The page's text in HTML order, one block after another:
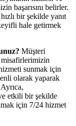
başarısını belirler.
bir şekilde yanıt
hale getirmek
Müşteri
sunmak için
olarak yaparak
etkili bir şekilde
için 7/24 hizmet